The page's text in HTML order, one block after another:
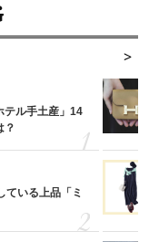
テル手土産」14
？
ている上品「ミ